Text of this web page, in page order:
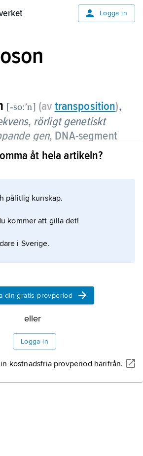
Logga in
[-so:ʹn] (av transposition),
, rörligt genetiskt
gen, DNA-segment
att förflytta sig till nya
in i tre typer: klass I, klass
åt hela artikeln?
pålitlig kunskap.
kommer att gilla det!
i Sverige.
din gratis provperiod
eller
Logga in
kostnadsfria provperiod härifrån.